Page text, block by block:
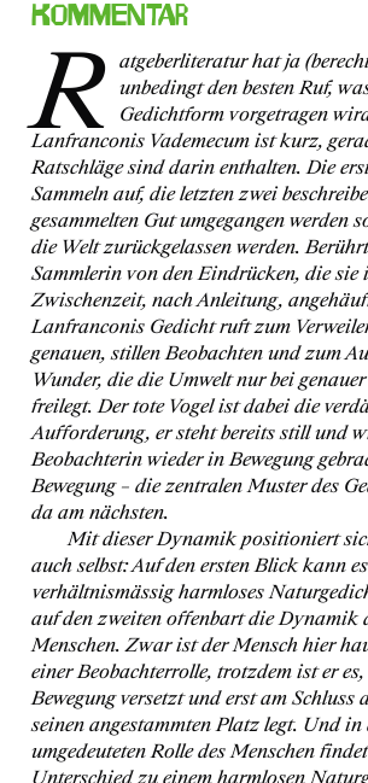
Kommentar
R atgeberliteratur hat ja
unbedingt den besten Ruf,
Gedichtform vorgetragen
Lanfranconis Vademecum ist kurz,
Ratschläge sind darin enthalten. Die
Sammeln auf, die letzten zwei
gesammelten Gut umgegangen werden
die Welt zurückgelassen werden.
Sammlerin von den Eindrücken, die sie
Zwischenzeit, nach Anleitung,
Lanfranconis Gedicht ruft zum
genauen, stillen Beobachten und zum
Wunder, die die Umwelt nur bei
freilegt. Der tote Vogel ist dabei die
Aufforderung, er steht bereits still und
Beobachterin wieder in Bewegung
Bewegung – die zentralen Muster des
da am nächsten.
Mit dieser Dynamik positioniert
auch selbst: Auf den ersten Blick kann
verhältnismässig harmloses
auf den zweiten offenbart die Dynamik
Menschen. Zwar ist der Mensch hier
einer Beobachterrolle, trotzdem ist er
Bewegung versetzt und erst am Schluss
seinen angestammten Platz legt. Und in
umgedeuteten Rolle des Menschen
Unterschied zu einem harmlosen